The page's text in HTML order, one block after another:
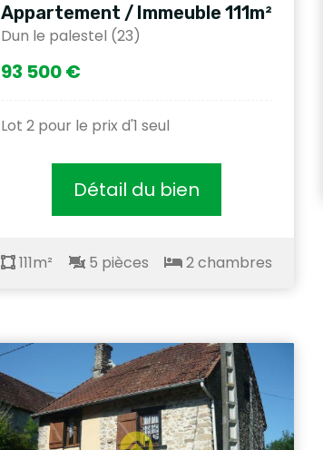
Appartement / Immeuble 111m²
Dun le palestel (23)
93 500 €
Lot 2 pour le prix d'1 seul
Détail du bien
111m² 5 pièces 2 chambres